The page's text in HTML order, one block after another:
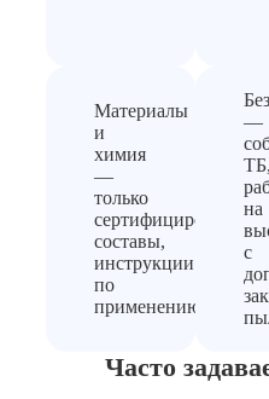
Материалы
и
химия
—
только
сертифицированные
составы,
инструкции
по
применению
—
ТБ,
на
с
Часто